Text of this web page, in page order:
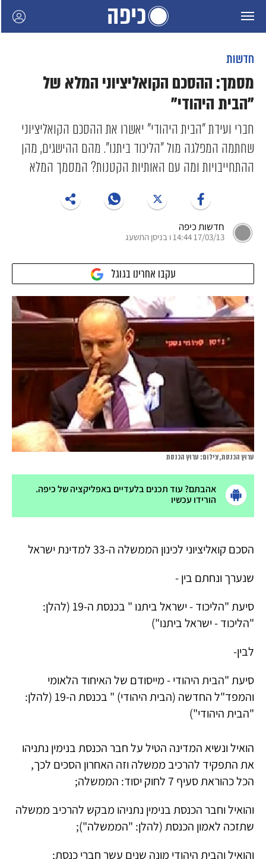
חדשות
מסמך: ההסכם הקואליציוני המלא של
"הבית היהודי"
חברי ועידת "הבית היהודי" יאשרו את ההסכם הקואליציוני
שחתמה המפלגה מול "הליכוד ביתנו". מהם ההישגים, מהן
ההתחייבויות ומה עם האותיות הקטנות? המסמך המלא
חדשות כיפה
17/03/13 14:44 ו בניסן התשעג
עקבו אחרינו בגוגל
ערוץ הכנסת, צילום: ערוץ הכנסת
אהבתם? עוד תכנים בלעדיים באפליקציה של כיפה.
הורידו עכשיו
הסכם קואליציוני לכינון הממשלה ה-33 למדינת ישראל
שנערך ונחתם בין -
סיעת "הליכוד - ישראל ביתנו " בכנסת ה-19 (להלן:
"הליכוד - ישראל ביתנו")
לבין-
סיעת "הבית היהודי - מייסודם של האיחוד הלאומי
והמפד"ל החדשה (הבית היהודי) " בכנסת ה-19 (להלן:
"הבית היהודי")
הואיל ונשיא המדינה הטיל על חבר הכנסת בנימין נתניהו
את התפקיד להרכיב ממשלה וזה האחרון הסכים לכך,
הכל כהוראת סעיף 7 לחוק יסוד: הממשלה;
והואיל וחבר הכנסת בנימין נתניהו מבקש להרכיב ממשלה
שתזכה לאמון הכנסת (להלן: "הממשלה");
והואיל והבית היהודי מונה שנים עשר חברי כנסת;